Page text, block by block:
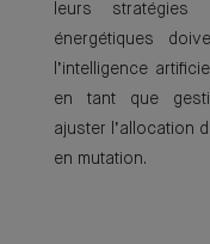
leurs stratégies
énergétiques
l’intelligence
en tant que
ajuster l’allocation
en mutation.